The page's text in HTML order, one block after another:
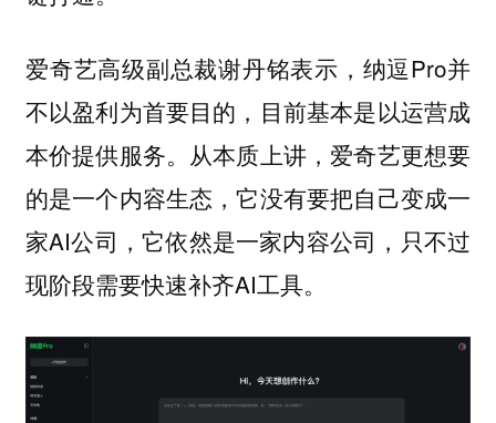
爱奇艺高级副总裁谢丹铭表示，纳逗Pro并
不以盈利为首要目的，目前基本是以运营成
本价提供服务。从本质上讲，爱奇艺更想要
的是一个内容生态，它没有要把自己变成一
家AI公司，它依然是一家内容公司，只不过
现阶段需要快速补齐AI工具。